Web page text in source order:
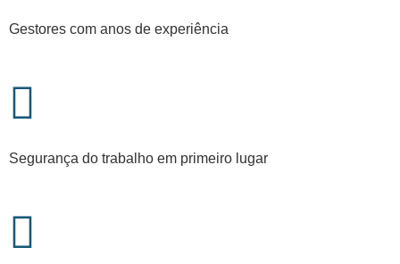
Gestores com anos de experiência
Segurança do trabalho em primeiro lugar